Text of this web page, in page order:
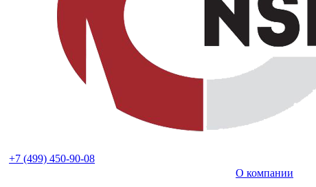
+7 (499) 450-90-08
О компании